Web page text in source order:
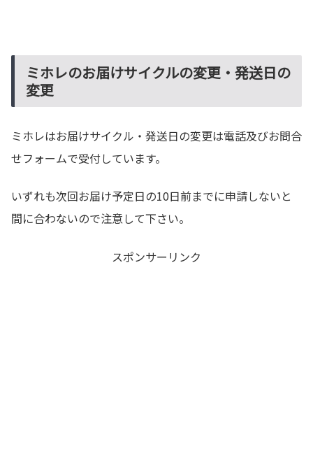
ミホレのお届けサイクルの変更・発送日の
変更
ミホレはお届けサイクル・発送日の変更は電話及びお問合
せフォームで受付しています。
いずれも次回お届け予定日の10日前までに申請しないと
間に合わないので注意して下さい。
スポンサーリンク